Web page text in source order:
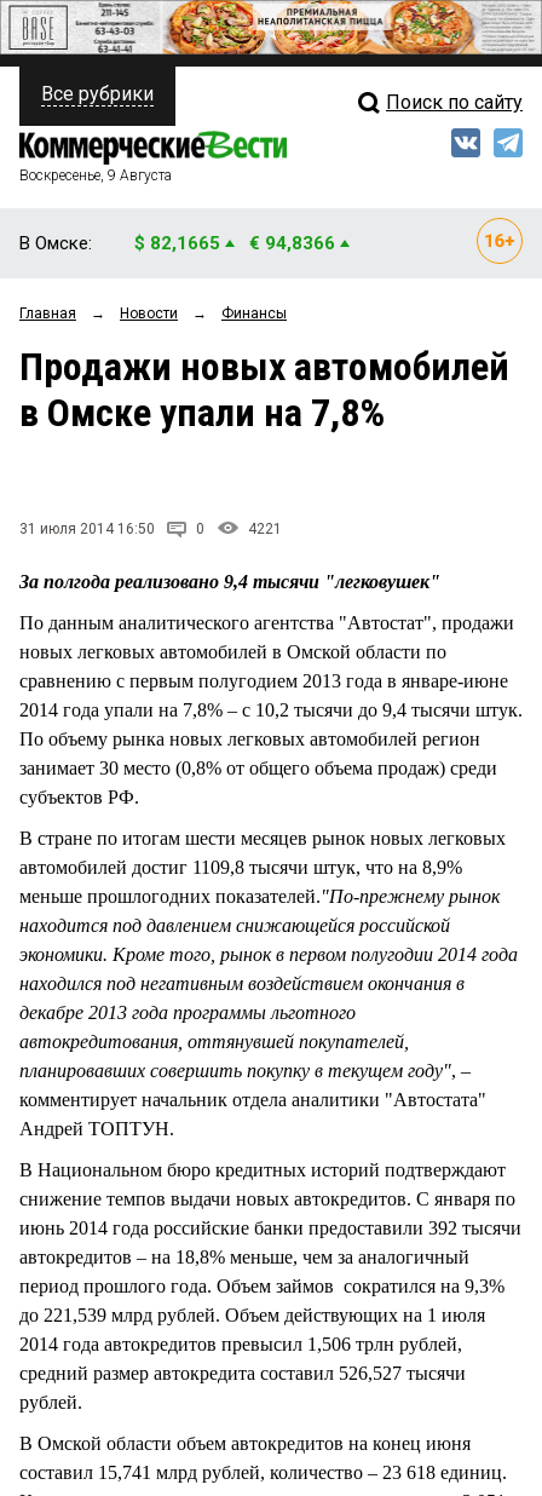
ПОЛИТИКА
ФИНАНСЫ
ОБЩЕСТВО
ЗАКОН
НОВОСТИ КОМПАНИЙ
Свежий выпуск
Рейтинги
Блоги
Все рубрики Поиск по сайту
Воскресенье, 9 Августа
В Омске: $ 82,1665 € 94,8366
Главная → Новости → Финансы
Продажи новых автомобилей
в Омске упали на 7,8%
31 июля 2014 16:50 0 4221
За полгода реализовано 9,4 тысячи "легковушек"
По данным аналитического агентства "Автостат", продажи
новых легковых автомобилей в Омской области по
сравнению с первым полугодием 2013 года в январе-июне
2014 года упали на 7,8% – с 10,2 тысячи до 9,4 тысячи штук.
По объему рынка новых легковых автомобилей регион
занимает 30 место (0,8% от общего объема продаж) среди
субъектов РФ.
В стране по итогам шести месяцев рынок новых легковых
автомобилей достиг 1109,8 тысячи штук, что на 8,9%
меньше прошлогодних показателей."По-прежнему рынок
находится под давлением снижающейся российской
экономики. Кроме того, рынок в первом полугодии 2014 года
находился под негативным воздействием окончания в
декабре 2013 года программы льготного
автокредитования, оттянувшей покупателей,
планировавших совершить покупку в текущем году", –
комментирует начальник отдела аналитики "Автостата"
Андрей ТОПТУН.
В Национальном бюро кредитных историй подтверждают
снижение темпов выдачи новых автокредитов. С января по
июнь 2014 года российские банки предоставили 392 тысячи
автокредитов – на 18,8% меньше, чем за аналогичный
период прошлого года. Объем займов сократился на 9,3%
до 221,539 млрд рублей. Объем действующих на 1 июля
2014 года автокредитов превысил 1,506 трлн рублей,
средний размер автокредита составил 526,527 тысячи
рублей.
В Омской области объем автокредитов на конец июня
составил 15,741 млрд рублей, количество – 23 618 единиц.